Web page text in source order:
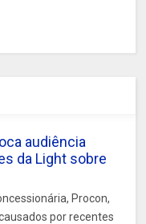
audiência
da Light sobre
Procon,
por recentes